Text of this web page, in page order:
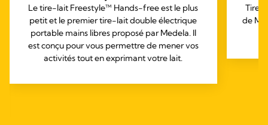
Le tire-lait Freestyle™ Hands-free est le plus
petit et le premier tire-lait double électrique
portable mains libres proposé par Medela. Il
est conçu pour vous permettre de mener vos
activités tout en exprimant votre lait.
Tire-
de